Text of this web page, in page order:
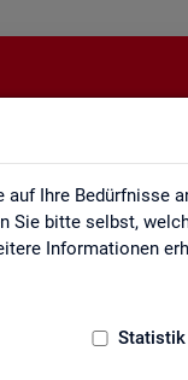
auf Ihre Bedürfnisse
Sie bitte selbst,
Informationen
Statistik